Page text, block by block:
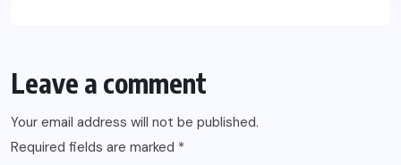
Leave a comment
Your email address will not be published.
Required fields are marked *